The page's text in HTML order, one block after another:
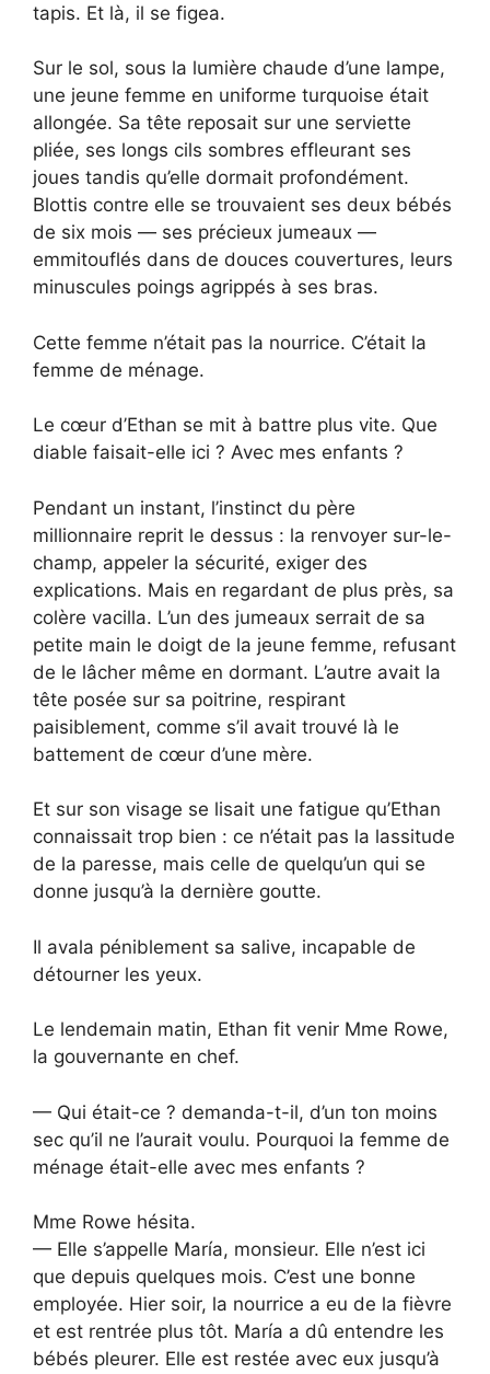
tapis. Et là, il se figea.
Sur le sol, sous la lumière chaude d’une lampe,
une jeune femme en uniforme turquoise était
allongée. Sa tête reposait sur une serviette
pliée, ses longs cils sombres effleurant ses
joues tandis qu’elle dormait profondément.
Blottis contre elle se trouvaient ses deux bébés
de six mois — ses précieux jumeaux —
emmitouflés dans de douces couvertures, leurs
minuscules poings agrippés à ses bras.
Cette femme n’était pas la nourrice. C’était la
femme de ménage.
Le cœur d’Ethan se mit à battre plus vite. Que
diable faisait-elle ici ? Avec mes enfants ?
Pendant un instant, l’instinct du père
millionnaire reprit le dessus : la renvoyer sur-le-
champ, appeler la sécurité, exiger des
explications. Mais en regardant de plus près, sa
colère vacilla. L’un des jumeaux serrait de sa
petite main le doigt de la jeune femme, refusant
de le lâcher même en dormant. L’autre avait la
tête posée sur sa poitrine, respirant
paisiblement, comme s’il avait trouvé là le
battement de cœur d’une mère.
Et sur son visage se lisait une fatigue qu’Ethan
connaissait trop bien : ce n’était pas la lassitude
de la paresse, mais celle de quelqu’un qui se
donne jusqu’à la dernière goutte.
Il avala péniblement sa salive, incapable de
détourner les yeux.
Le lendemain matin, Ethan fit venir Mme Rowe,
la gouvernante en chef.
— Qui était-ce ? demanda-t-il, d’un ton moins
sec qu’il ne l’aurait voulu. Pourquoi la femme de
ménage était-elle avec mes enfants ?
Mme Rowe hésita.
— Elle s’appelle María, monsieur. Elle n’est ici
que depuis quelques mois. C’est une bonne
employée. Hier soir, la nourrice a eu de la fièvre
et est rentrée plus tôt. María a dû entendre les
bébés pleurer. Elle est restée avec eux jusqu’à